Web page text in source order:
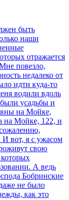
быть
наши
отражается
повезло,
недалеко от
идти куда-то
водили вдоль
усадьбы и
на Мойке,
на Мойке, 122, и
И вот, я с ужасом
свою
А ведь
Бобринские
не было
как это